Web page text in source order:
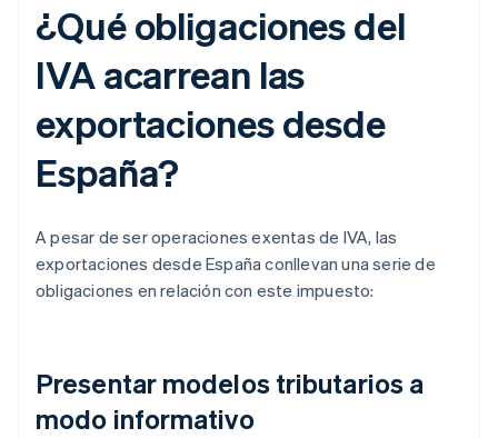
¿Qué obligaciones del
IVA acarrean las
exportaciones desde
España?
A pesar de ser operaciones exentas de IVA, las
exportaciones desde España conllevan una serie de
obligaciones en relación con este impuesto:
Presentar modelos tributarios a
modo informativo